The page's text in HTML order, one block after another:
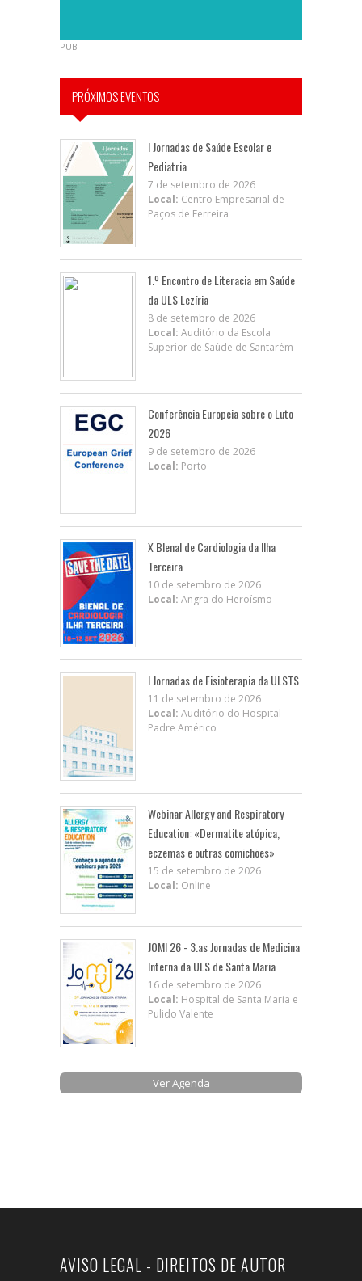
PUB
PRÓXIMOS EVENTOS
I Jornadas de Saúde Escolar e
Pediatria
7 de setembro de 2026
Local: Centro Empresarial de
Paços de Ferreira
1.º Encontro de Literacia em Saúde
da ULS Lezíria
8 de setembro de 2026
Local: Auditório da Escola
Superior de Saúde de Santarém
Conferência Europeia sobre o Luto
2026
9 de setembro de 2026
Local: Porto
X BIenal de Cardiologia da Ilha
Terceira
10 de setembro de 2026
Local: Angra do Heroísmo
I Jornadas de Fisioterapia da ULSTS
11 de setembro de 2026
Local: Auditório do Hospital
Padre Américo
Webinar Allergy and Respiratory
Education: «Dermatite atópica,
eczemas e outras comichões»
15 de setembro de 2026
Local: Online
JOMI 26 - 3.as Jornadas de Medicina
Interna da ULS de Santa Maria
16 de setembro de 2026
Local: Hospital de Santa Maria e
Pulido Valente
Ver Agenda
AVISO LEGAL - DIREITOS DE AUTOR